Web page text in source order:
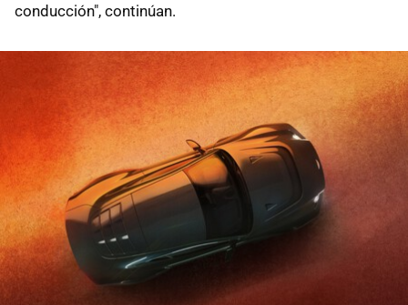
conducción", continúan.